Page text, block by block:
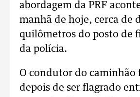
abordagem da PRF
manhã de hoje, cerca de
quilômetros do posto de
da polícia.
O condutor do caminhão
depois de ser flagrado